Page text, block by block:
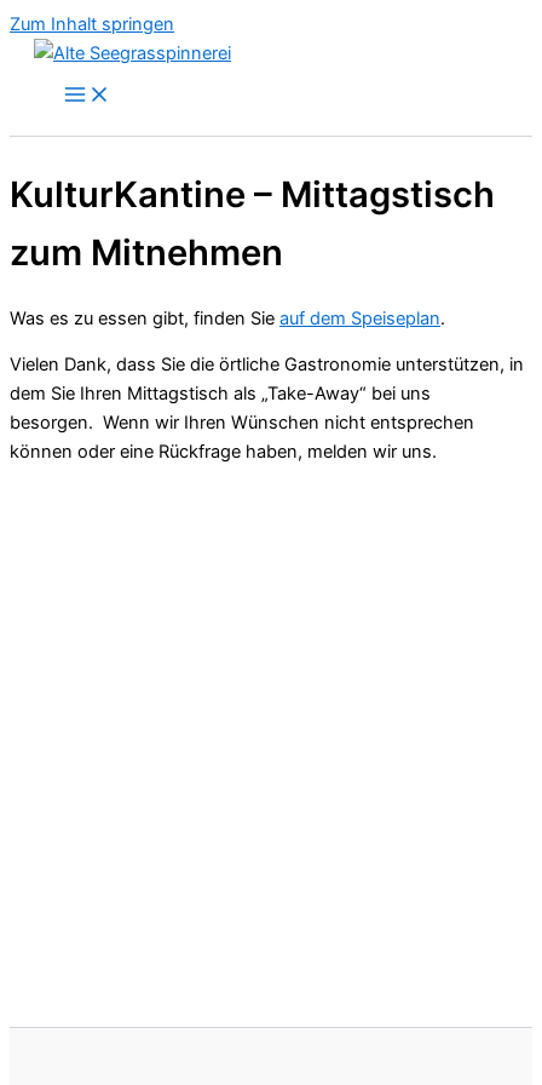
Zum Inhalt springen
KulturKantine – Mittagstisch
zum Mitnehmen
Was es zu essen gibt, finden Sie auf dem Speiseplan.
Vielen Dank, dass Sie die örtliche Gastronomie unterstützen, in
dem Sie Ihren Mittagstisch als „Take-Away“ bei uns
besorgen. Wenn wir Ihren Wünschen nicht entsprechen
können oder eine Rückfrage haben, melden wir uns.